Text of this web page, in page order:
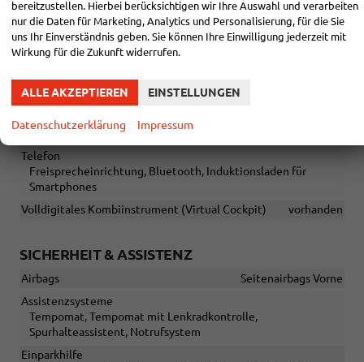
Sitze: Verstellbarkeit
Höhenverstellbarer Fahrersitz
INFOTAINMENT & KOMMUNIKATION
Audioanlage
Schnittstelle USB, Android Auto, Apple CarPlay
Navigationssystem
Navigation, Navigation per Audio
Telefon
Freisprecheinrichtung, Bluetooth, Induktionsladen für
Smartphones
Volldigitales Kombiinstrument (Virtual Cockpit)
vorhanden
SICHERHEIT & ASSISTENZ
Airbags
Seitenairbags Vorne
Assistenzsysteme
Tempomat, Tempomat mit Lenkradkontrolle,
Spurhalteassistent, Notrufsystem
Einparkhilfe
bereitzustellen. Hierbei berücksichtigen wir Ihre Auswahl und verarbeiten
nur die Daten für Marketing, Analytics und Personalisierung, für die Sie
uns Ihr Einverständnis geben. Sie können Ihre Einwilligung jederzeit mit
Wirkung für die Zukunft widerrufen.
ALLE AKZEPTIEREN EINSTELLUNGEN
Datenschutzerklärung Impressum